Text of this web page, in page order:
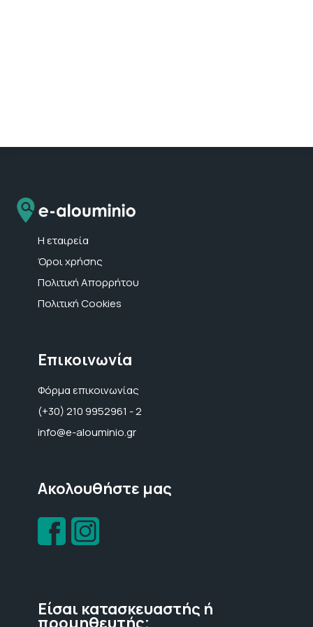
Η εταιρεία
Όροι χρήσης
Πολιτική Απορρήτου
Πολιτική Cookies
Επικοινωνία
Φόρμα επικοινωνίας
(+30) 210 9952961 - 2
info@e-alouminio.gr
Ακολουθήστε μας
Είσαι κατασκευαστής ή
προμηθευτής;